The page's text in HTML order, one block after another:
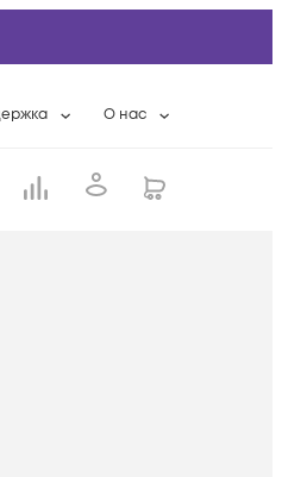
работы
О нас
Контактная